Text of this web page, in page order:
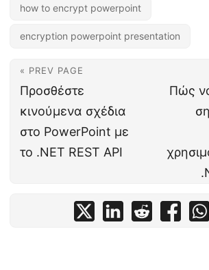
how to encrypt powerpoint
encryption powerpoint presentation
« PREV PAGE
Προσθέστε
κινούμενα σχέδια
στο PowerPoint με
το .NET REST API
Πώς